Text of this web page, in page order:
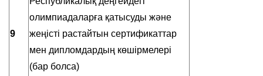
9
олимпиадаларға қатысуды және
жеңісті растайтын сертификаттар
мен дипломдардың көшірмелері
(бар болса)